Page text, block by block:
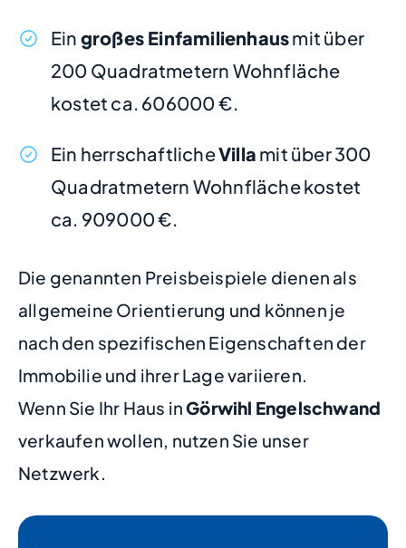
Ein großes Einfamilienhausmit über
200 Quadratmetern Wohnfläche
kostet ca. 606000 €.
Ein herrschaftlicheVilla mit über 300
Quadratmetern Wohnfläche kostet
ca. 909000 €.
Die genannten Preisbeispiele dienen als
allgemeine Orientierung und können je
nach den spezifischen Eigenschaften der
Immobilie und ihrer Lage variieren.
Wenn Sie Ihr Haus inGörwihl Engelschwand
verkaufen wollen, nutzen Sie unser
Netzwerk.